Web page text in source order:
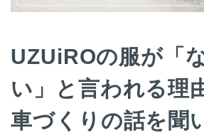
UZUiROの服が「
い」と言われる理
車づくりの話を聞